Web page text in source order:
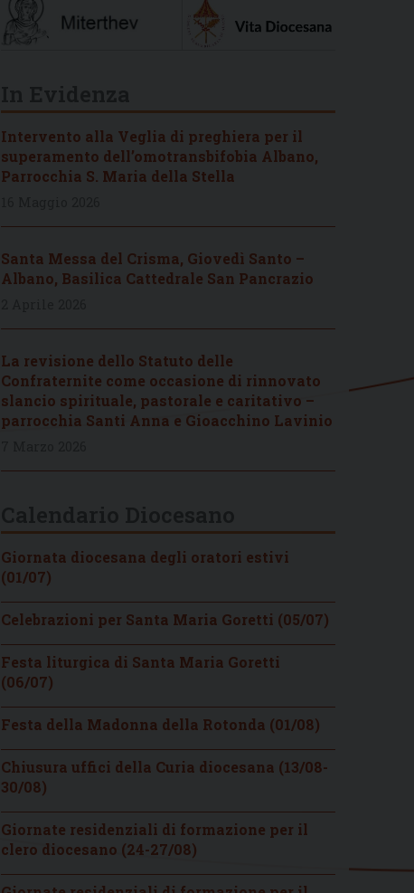
Intervento alla Veglia di preghiera per il
superamento dell’omotransbifobia Albano,
Parrocchia S. Maria della Stella
Santa Messa del Crisma, Giovedì Santo –
Albano, Basilica Cattedrale San Pancrazio
La revisione dello Statuto delle
Confraternite come occasione di rinnovato
slancio spirituale, pastorale e caritativo –
parrocchia Santi Anna e Gioacchino Lavinio
Giornata diocesana degli oratori estivi
(01/07)
Celebrazioni per Santa Maria Goretti (05/07)
Festa liturgica di Santa Maria Goretti
(06/07)
Festa della Madonna della Rotonda (01/08)
Chiusura uffici della Curia diocesana (13/08-
30/08)
Giornate residenziali di formazione per il
clero diocesano (24-27/08)